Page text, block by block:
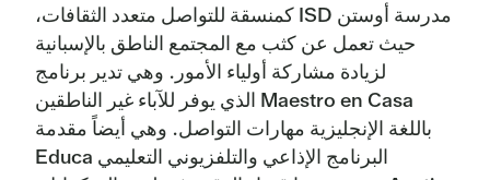
مدرسة أوستن ISD كمنسقة للتواصل متعدد الثقافات،
حيث تعمل عن كثب مع المجتمع الناطق بالإسبانية
لزيادة مشاركة أولياء الأمور. وهي تدير برنامج
Maestro en Casa الذي يوفر للآباء غير الناطقين
باللغة الإنجليزية مهارات التواصل. وهي أيضاً مقدمة
البرنامج الإذاعي والتلفزيوني التعليمي Educa